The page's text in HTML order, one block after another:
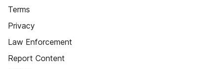
Terms
Privacy
Law Enforcement
Report Content